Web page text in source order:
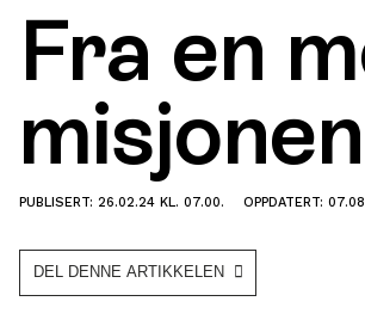
Fra en
misjonen
PUBLISERT: 26.02.24 KL. 07.00. OPPDATERT:
DEL DENNE ARTIKKELEN